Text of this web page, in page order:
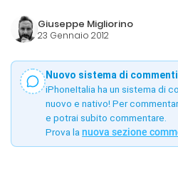
Giuseppe Migliorino
23 Gennaio 2012
Nuovo sistema di commenti
iPhoneItalia ha un sistema di
nuovo e nativo! Per
e potrai subito commentare.
Prova la nuova sezione